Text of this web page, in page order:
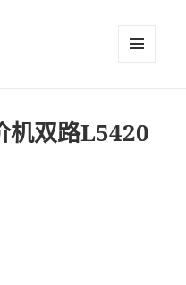
机双路L5420